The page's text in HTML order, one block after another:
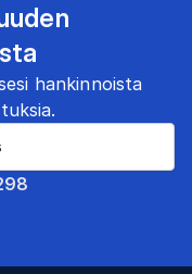
hankinnoista